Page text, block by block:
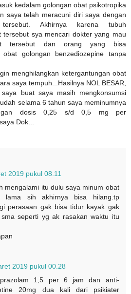
kedalam golongan obat psikotropika
saya telah meracuni diri saya dengan
Akhirnya karena tubuh
tersebut sya mencari dokter yang mau
tersebut dan orang yang bisa
obat golongan benzediozepine tanpa
menghilangkan ketergantungan obat
saya tempuh...Hasilnya NOL BESAR,
buat saya masih mengkonsumsi
selama 6 tahun saya meminumnya
dosis 0,25 s/d 0,5 mg per
Dok...
2019 pukul 08.11
mengalami itu dulu saya minum obat
lama sih akhirnya bisa hilang.tp
perasaan gak bisa tidur kayak gak
seperti yg ak rasakan waktu itu
2019 pukul 00.28
1,5 per 6 jam dan anti-
20mg dua kali dari psikiater